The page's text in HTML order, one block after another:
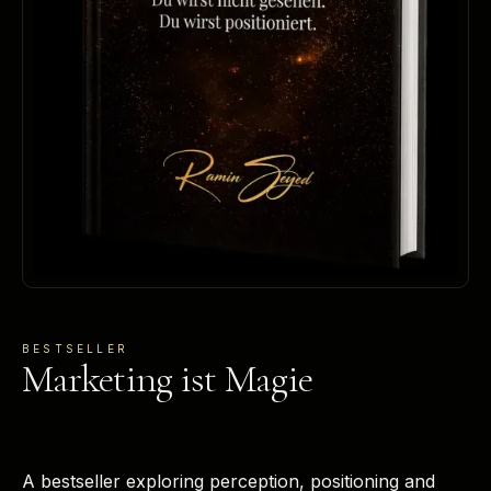
BESTSELLER
Marketing ist Magie
A bestseller exploring perception, positioning and